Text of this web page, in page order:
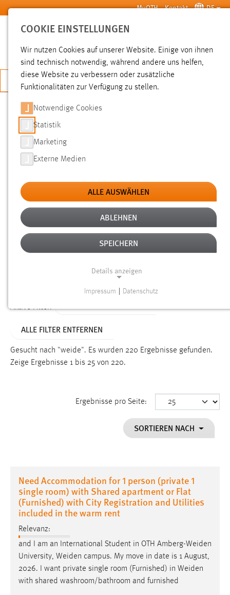
Zum Hauptinhalt springen MyOTH Kontakt DE
SUCHE
JETZT BEWERBEN
SUCHE
FILTER
Typ
Erstellungsdatum
Alter
Aktive Filter:
ALLE FILTER ENTFERNEN
Gesucht nach "weide". Es wurden 220 Ergebnisse gefunden.
Zeige Ergebnisse 1 bis 25 von 220.
Ergebnisse pro Seite:
SORTIEREN NACH
Need Accommodation for 1 person (private 1
single room) with Shared apartment or Flat
(Furnished) with City Registration and Utilities
included in the warm rent
Relevanz:
and I am an International Student in OTH Amberg-Weiden
University, Weiden campus. My move in date is 1 August,
2026. I want private single room (Furnished) in Weiden
with shared washroom/bathroom and furnished
COOKIE EINSTELLUNGEN
Wir nutzen Cookies auf unserer Website. Einige von ihnen
sind technisch notwendig, während andere uns helfen,
diese Website zu verbessern oder zusätzliche
Funktionalitäten zur Verfügung zu stellen.
Notwendige Cookies
Statistik
Marketing
Externe Medien
ALLE AUSWÄHLEN
ABLEHNEN
SPEICHERN
Details anzeigen
Funktionen und sind für die einwandfreie Funktion der
Einverständnis
cookie_consent
Dieser Cookie speichert die ausgewählten Einverständnis-
Performance
Name:
staticfilecache
Für performante Seitenauslieferung wird in diesem Cookie
gespeichert, ob man eingeloggt ist.
Impressum Datenschutz